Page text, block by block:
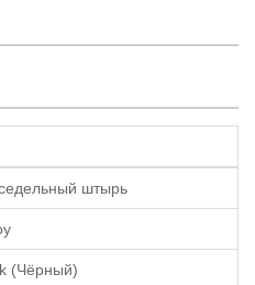
штырь
(Чёрный)